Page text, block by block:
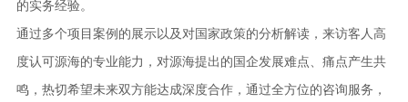
的实务经验。
通过多个项目案例的展示以及对国家政策的分析解读，来访客人高
度认可源海的专业能力，对源海提出的国企发展难点、痛点产生共
鸣，热切希望未来双方能达成深度合作，通过全方位的咨询服务，